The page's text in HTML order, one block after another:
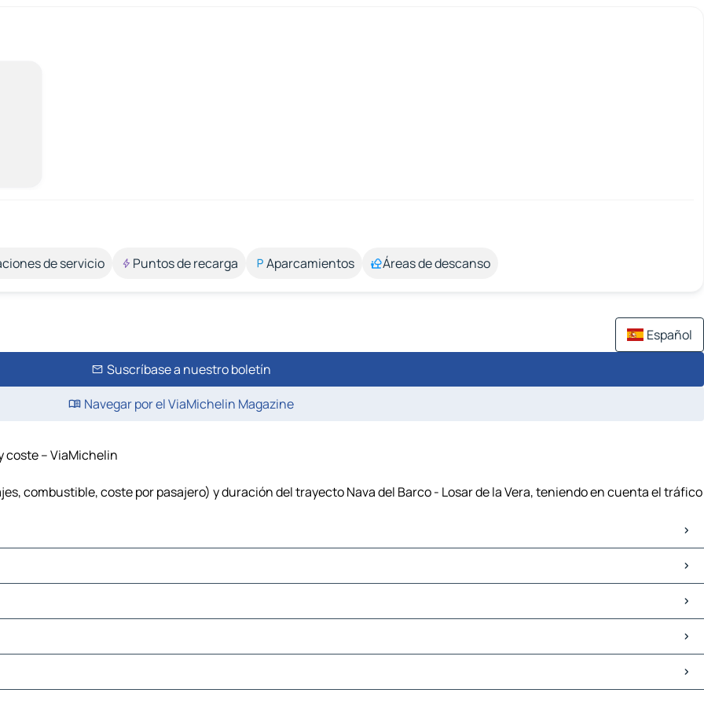
de servicio Puntos de recarga Aparcamientos Áreas de descanso
Español
Suscríbase a nuestro boletín
Navegar por el ViaMichelin Magazine
coste – ViaMichelin
combustible, coste por pasajero) y duración del trayecto Nava del Barco - Losar de la Vera, teniendo en cuenta el tráfico